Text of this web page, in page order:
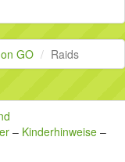
GO Raids
– Kinderhinweise –